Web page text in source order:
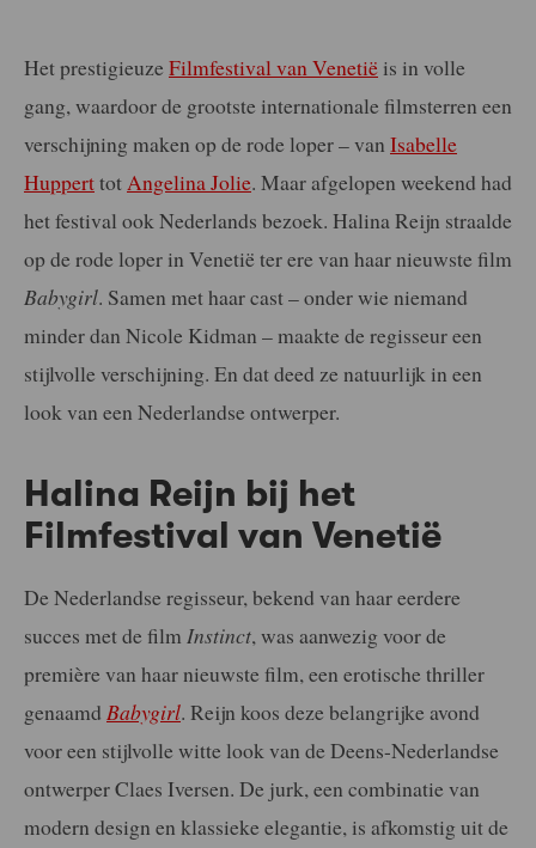
Het prestigieuze Filmfestival van Venetië is in volle
gang, waardoor de grootste internationale filmsterren een
verschijning maken op de rode loper – van Isabelle
Hupperttot Angelina Jolie. Maar afgelopen weekend had
het festival ook Nederlands bezoek. Halina Reijn straalde
op de rode loper in Venetië ter ere van haar nieuwste film
Babygirl. Samen met haar cast – onder wie niemand
minder dan Nicole Kidman – maakte de regisseur een
stijlvolle verschijning. En dat deed ze natuurlijk in een
look van een Nederlandse ontwerper.
Halina Reijn bij het
Filmfestival van Venetië
De Nederlandse regisseur, bekend van haar eerdere
succes met de film Instinct, was aanwezig voor de
première van haar nieuwste film, een erotische thriller
genaamd Babygirl. Reijn koos deze belangrijke avond
voor een stijlvolle witte look van de Deens-Nederlandse
ontwerper Claes Iversen. De jurk, een combinatie van
modern design en klassieke elegantie, is afkomstig uit de